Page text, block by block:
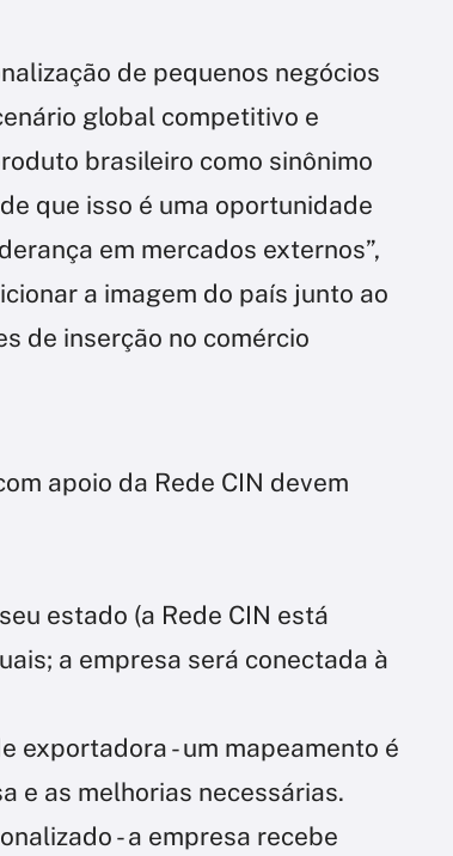
de pequenos negócios
global competitivo e
brasileiro como sinônimo
que isso é uma oportunidade
em mercados externos”,
a imagem do país junto ao
de inserção no comércio
apoio da Rede CIN devem
estado (a Rede CIN está
a empresa será conectada à
exportadora - um mapeamento é
e as melhorias necessárias.
- a empresa recebe